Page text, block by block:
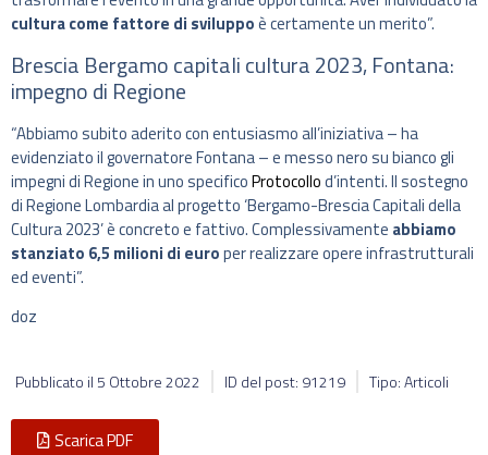
cultura come fattore di sviluppoè certamente un merito”.
Brescia Bergamo capitali cultura 2023, Fontana:
impegno di Regione
“Abbiamo subito aderito con entusiasmo all’iniziativa – ha
evidenziato il governatore Fontana – e messo nero su bianco gli
impegni di Regione in uno specificoProtocollod’intenti. Il sostegno
di Regione Lombardia al progetto ‘Bergamo-Brescia Capitali della
Cultura 2023’ è concreto e fattivo. Complessivamente abbiamo
stanziato 6,5 milioni di europer realizzare opere infrastrutturali
ed eventi”.
doz
Pubblicato il 5 Ottobre 2022 ID del post: 91219 Tipo: Articoli
Scarica PDF